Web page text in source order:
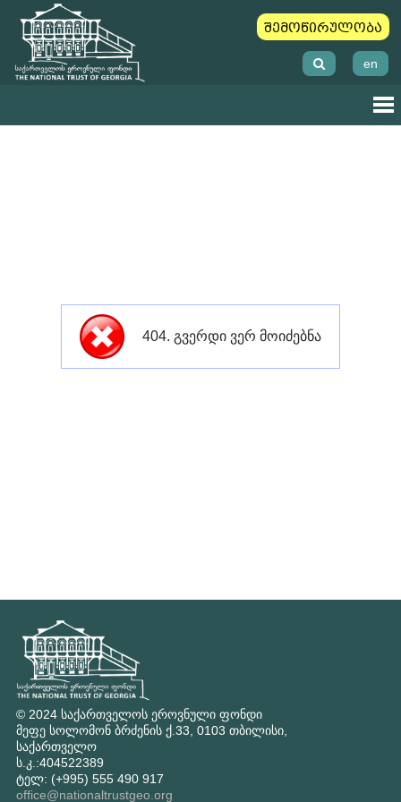
შემოწირულობა
en
404. გვერდი ვერ მოიძებნა
© 2024 საქართველოს ეროვნული ფონდი
მეფე სოლომონ ბრძენის ქ.33, 0103 თბილისი,
საქართველო
ს.კ.:404522389
ტელ: (+995) 555 490 917
office@nationaltrustgeo.org